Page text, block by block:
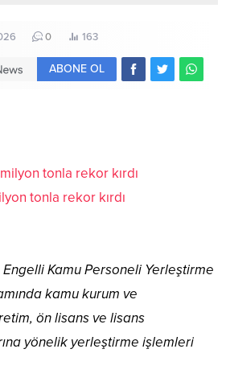
0 163
ABONE OL
tonla rekor kırdı
Kamu Personeli Yerleştirme
kamu kurum ve
ön lisans ve lisans
yönelik yerleştirme işlemleri